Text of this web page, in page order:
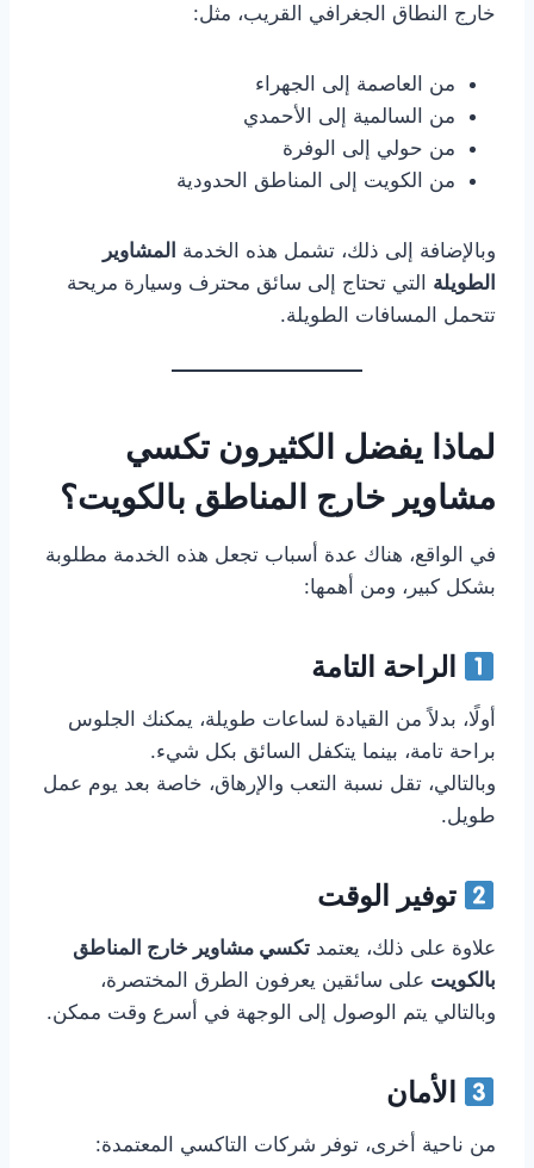
خارج النطاق الجغرافي القريب، مثل:
من العاصمة إلى الجهراء
من السالمية إلى الأحمدي
من حولي إلى الوفرة
من الكويت إلى المناطق الحدودية
وبالإضافة إلى ذلك، تشمل هذه الخدمة المشاوير
الطويلة التي تحتاج إلى سائق محترف وسيارة مريحة
تتحمل المسافات الطويلة.
لماذا يفضل الكثيرون تكسي
مشاوير خارج المناطق بالكويت؟
في الواقع، هناك عدة أسباب تجعل هذه الخدمة مطلوبة
بشكل كبير، ومن أهمها:
الراحة التامة
أولًا، بدلاً من القيادة لساعات طويلة، يمكنك الجلوس
براحة تامة، بينما يتكفل السائق بكل شيء.
وبالتالي، تقل نسبة التعب والإرهاق، خاصة بعد يوم عمل
طويل.
توفير الوقت
علاوة على ذلك، يعتمد تكسي مشاوير خارج المناطق
بالكويت على سائقين يعرفون الطرق المختصرة،
وبالتالي يتم الوصول إلى الوجهة في أسرع وقت ممكن.
الأمان
من ناحية أخرى، توفر شركات التاكسي المعتمدة: